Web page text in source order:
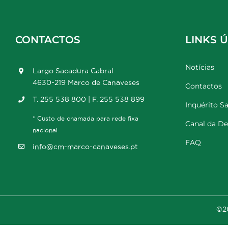
CONTACTOS
Largo Sacadura Cabral
4630-219 Marco de Canaveses
T. 255 538 800 | F. 255 538 899
* Custo de chamada para rede fixa
nacional
info@cm-marco-canaveses.pt
LINKS
Notícias
Contactos
Inquérito
Canal da
FAQ